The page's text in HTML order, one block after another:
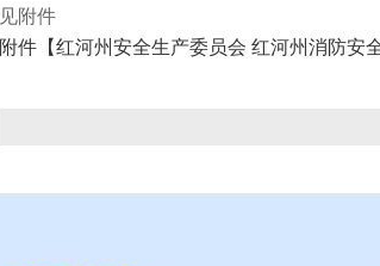
见附件
附件【红河州安全生产委员会 红河州消防安